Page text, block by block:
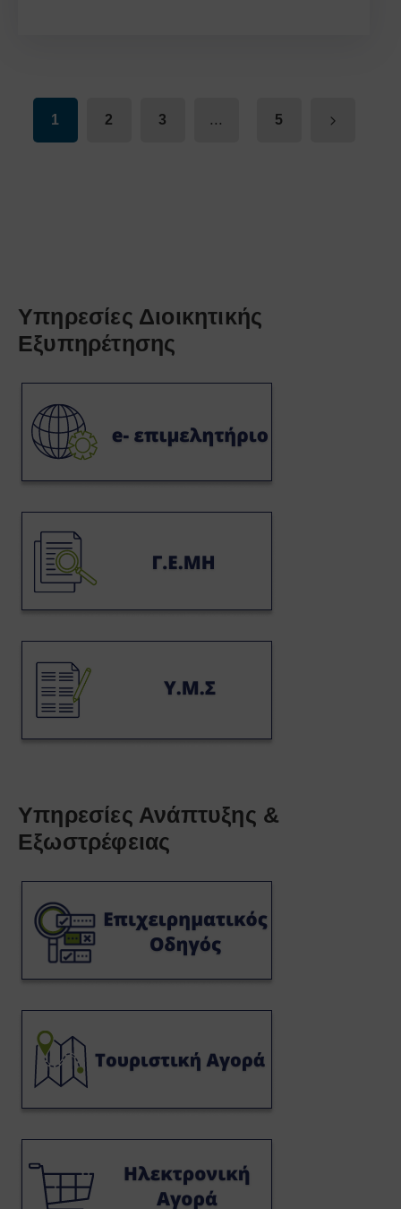
1 2 3 ... 5
Υπηρεσίες Διοικητικής
Εξυπηρέτησης
Υπηρεσίες Ανάπτυξης &
Εξωστρέφειας